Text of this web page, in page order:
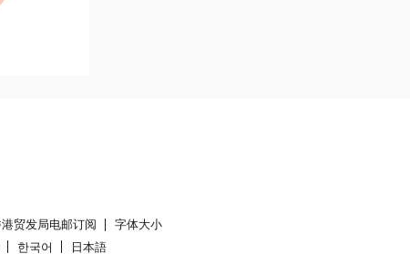
贸发局电邮订阅
字体大小
한국어 日本語